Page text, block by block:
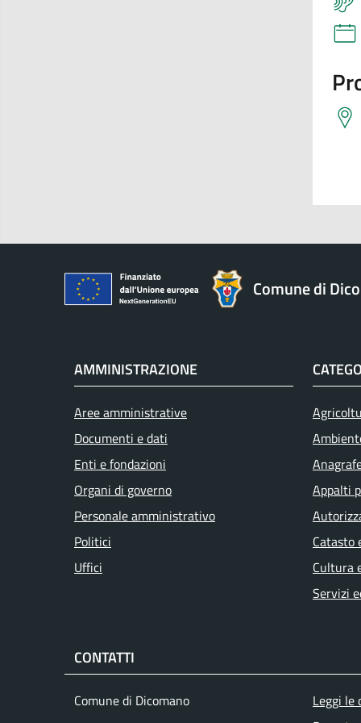
Comune di
AMMINISTRAZIONE
Aree amministrative
Documenti e dati
Enti e fondazioni
Organi di governo
Personale amministrativo
Politici
Uffici
Appalti
Catasto
Cultura
Servizi
CONTATTI
Comune di Dicomano
Leggi le